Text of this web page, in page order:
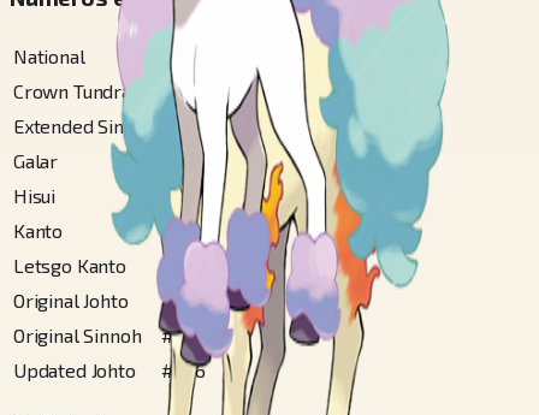
National #
Crown Tundra
#105
Extended Sinnoh
90
Galar
333
Hisui
#23
Kanto
# 77
Letsgo Kanto
#
77
Original Johto
#201
Original Sinnoh
#90
Updated Johto
#206